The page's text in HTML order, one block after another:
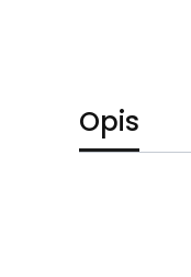
Opis